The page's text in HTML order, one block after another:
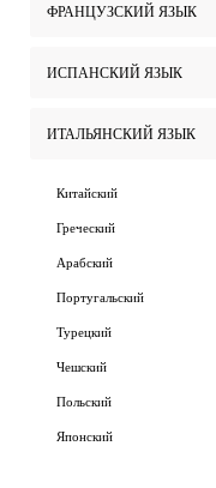
ФРАНЦУЗСКИЙ ЯЗЫК
ИСПАНСКИЙ ЯЗЫК
ИТАЛЬЯНСКИЙ ЯЗЫК
Китайский
Греческий
Арабский
Португальский
Турецкий
Чешский
Польский
Японский